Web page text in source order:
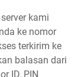
kami
ke nomor
terkirim ke
balasan dari
ID, PIN